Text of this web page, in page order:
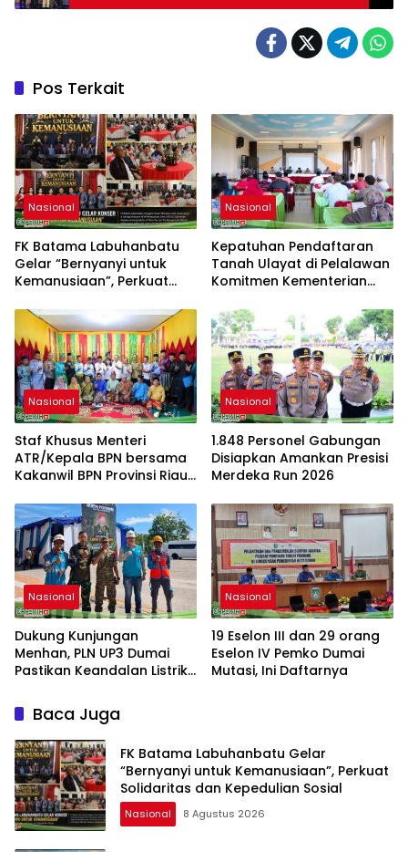
Pos Terkait
Nasional
FK Batama Labuhanbatu
Gelar “Bernyanyi untuk
Kemanusiaan”, Perkuat
Sosial
Nasional
Kepatuhan Pendaftaran
Tanah Ulayat di Pelalawan
Komitmen Kementerian
Nasional
Staf Khusus Menteri
ATR/Kepala BPN bersama
Kakanwil BPN Provinsi Riau
Pendaftaran Tanah Ulayat
Nasional
1.848 Personel Gabungan
Disiapkan Amankan Presisi
Merdeka Run 2026
Nasional
Dukung Kunjungan
Menhan, PLN UP3 Dumai
Pastikan Keandalan Listrik
Nasional
19 Eselon III dan 29 orang
Eselon IV Pemko Dumai
Mutasi, Ini Daftarnya
Baca Juga
FK Batama Labuhanbatu Gelar
“Bernyanyi untuk Kemanusiaan”, Perkuat
Solidaritas dan Kepedulian Sosial
Nasional 8 Agustus 2026